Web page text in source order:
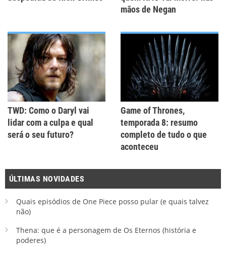
mãos de Negan
TWD: Como o Daryl vai
lidar com a culpa e qual
será o seu futuro?
Game of Thrones,
temporada 8: resumo
completo de tudo o que
aconteceu
ÚLTIMAS NOVIDADES
Quais episódios de One Piece posso pular (e quais talvez
não)
Thena: que é a personagem de Os Eternos (história e
poderes)